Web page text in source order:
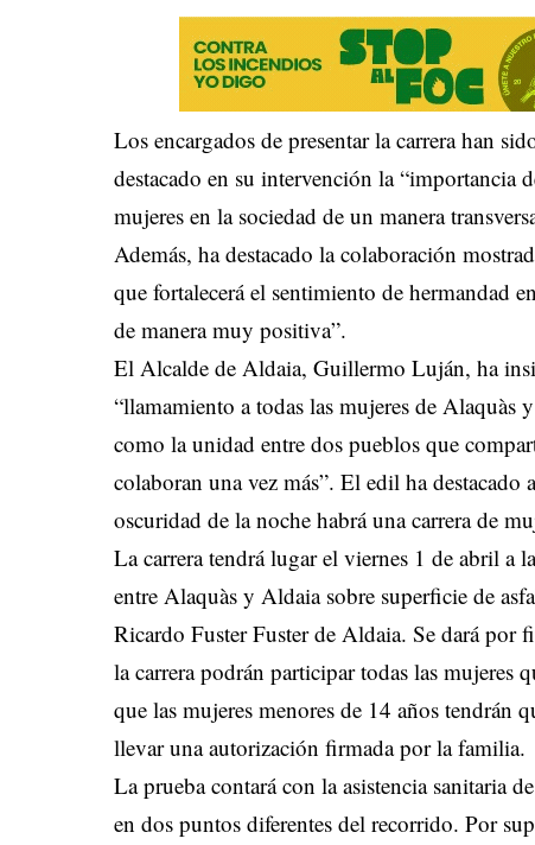
Los encargados de presentar la carrera han
destacado en su intervención la “importancia
mujeres en la sociedad de un manera
Además, ha destacado la colaboración
que fortalecerá el sentimiento de hermandad
de manera muy positiva”.
El Alcalde de Aldaia, Guillermo Luján, ha
“llamamiento a todas las mujeres de
como la unidad entre dos pueblos que
colaboran una vez más”. El edil ha destacado
oscuridad de la noche habrá una carrera de
La carrera tendrá lugar el viernes 1 de abril
entre Alaquàs y Aldaia sobre superficie de
Ricardo Fuster Fuster de Aldaia. Se dará
la carrera podrán participar todas las mujeres
que las mujeres menores de 14 años tendrán
llevar una autorización firmada por la familia.
La prueba contará con la asistencia sanitaria
en dos puntos diferentes del recorrido. Por